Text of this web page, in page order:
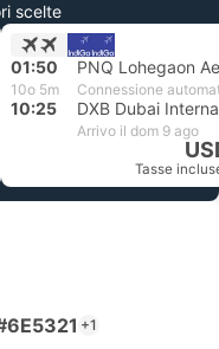
scelte
01:50 PNQ Lohegaon
10o 5m Connessione
10:25
Arrivo il dom 9 ago
Tasse
+1